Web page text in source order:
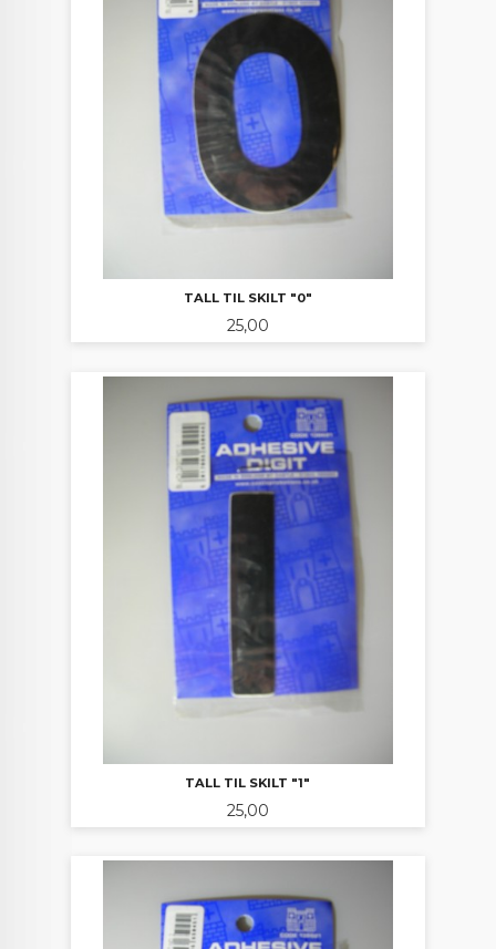
TALL TIL SKILT "0"
Pris
25,00
TALL TIL SKILT "1"
Pris
25,00